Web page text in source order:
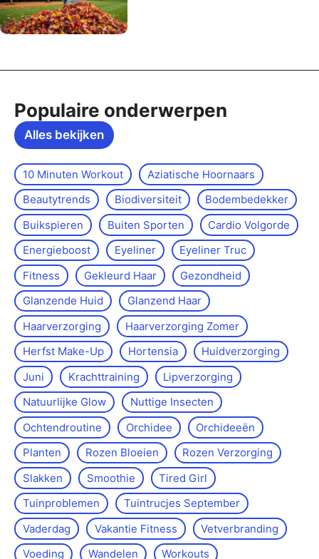
Populaire onderwerpen
Alles bekijken
10 Minuten Workout
Aziatische Hoornaars
Beautytrends
Biodiversiteit
Bodembedekker
Buikspieren
Buiten Sporten
Cardio Volgorde
Energieboost
Eyeliner
Eyeliner Truc
Fitness
Gekleurd Haar
Gezondheid
Glanzende Huid
Glanzend Haar
Haarverzorging
Haarverzorging Zomer
Herfst Make-Up
Hortensia
Huidverzorging
Juni
Krachttraining
Lipverzorging
Natuurlijke Glow
Nuttige Insecten
Ochtendroutine
Orchidee
Orchideeën
Planten
Rozen Bloeien
Rozen Verzorging
Slakken
Smoothie
Tired Girl
Tuinproblemen
Tuintrucjes September
Vaderdag
Vakantie Fitness
Vetverbranding
Voeding
Wandelen Workouts